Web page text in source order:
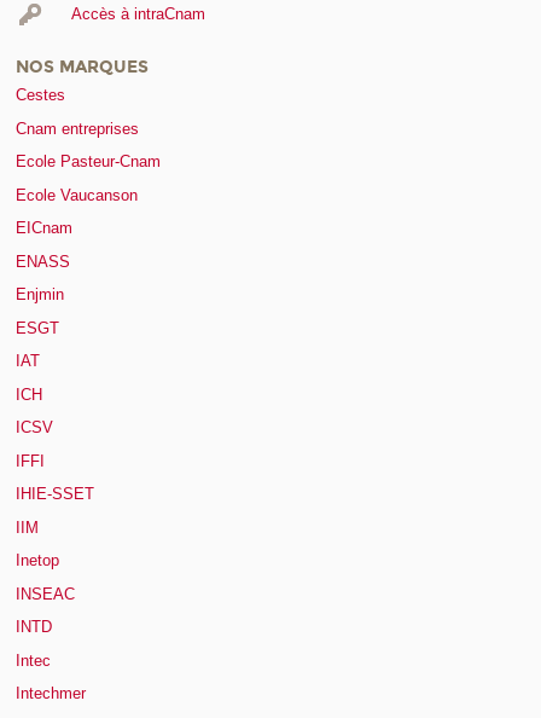
Accès à intraCnam
NOS MARQUES
Cestes
Cnam entreprises
Ecole Pasteur-Cnam
Ecole Vaucanson
EICnam
ENASS
Enjmin
ESGT
IAT
ICH
ICSV
IFFI
IHIE-SSET
IIM
Inetop
INSEAC
INTD
Intec
Intechmer